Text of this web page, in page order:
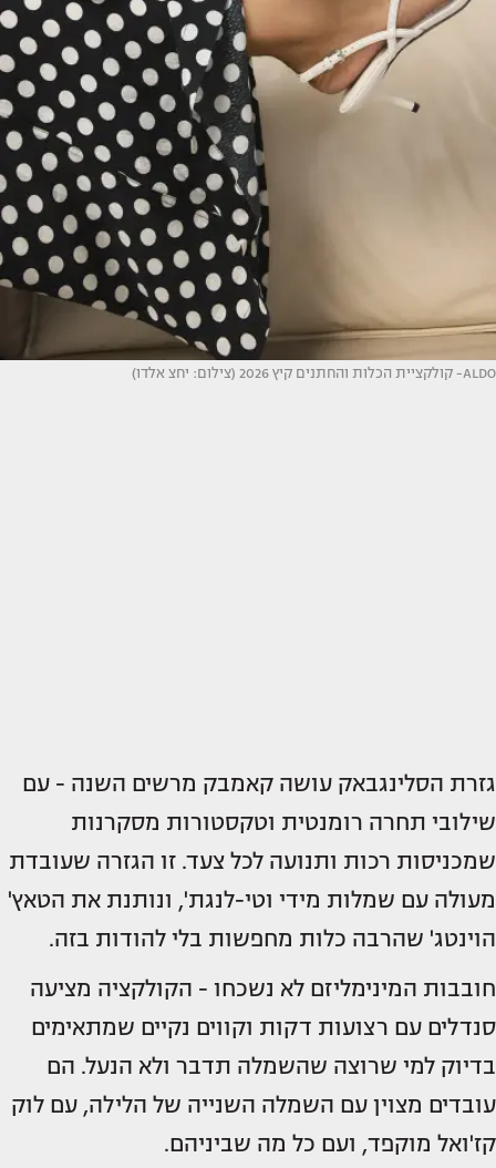
ALDO- קולקציית הכלות והחתנים קיץ 2026 (צילום: יחצ אלדו)
גזרת הסלינגבאק עושה קאמבק מרשים השנה - עם
שילובי תחרה רומנטית וטקסטורות מסקרנות
שמכניסות רכות ותנועה לכל צעד. זו הגזרה שעובדת
מעולה עם שמלות מידי וטי-לנגת', ונותנת את הטאץ'
הוינטג' שהרבה כלות מחפשות בלי להודות בזה.
חובבות המינימליזם לא נשכחו - הקולקציה מציעה
סנדלים עם רצועות דקות וקווים נקיים שמתאימים
בדיוק למי שרוצה שהשמלה תדבר ולא הנעל. הם
עובדים מצוין עם השמלה השנייה של הלילה, עם לוק
קז'ואל מוקפד, ועם כל מה שביניהם.